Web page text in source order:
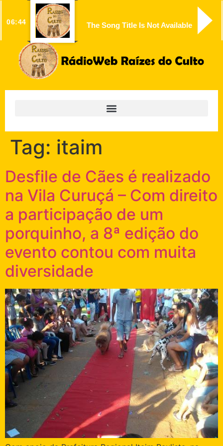
06:44 The Song Title Is Not Available
Tag: itaim
Desfile de Cães é realizado
na Vila Curuçá – Com direito
a participação de um
porquinho, a 8ª edição do
evento contou com muita
diversidade